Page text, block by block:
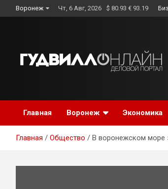
to
Воронеж Чт, 6 Авг, 2026 $ 80.93 € 93.19
Главная Воронеж Экономика
Главная Общество В воронежском море